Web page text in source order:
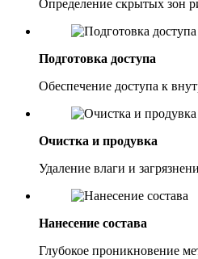
Определение скрытых зон
Подготовка доступа
Обеспечение доступа к
Очистка и продувка
Удаление влаги и
Нанесение состава
Глубокое проникновение